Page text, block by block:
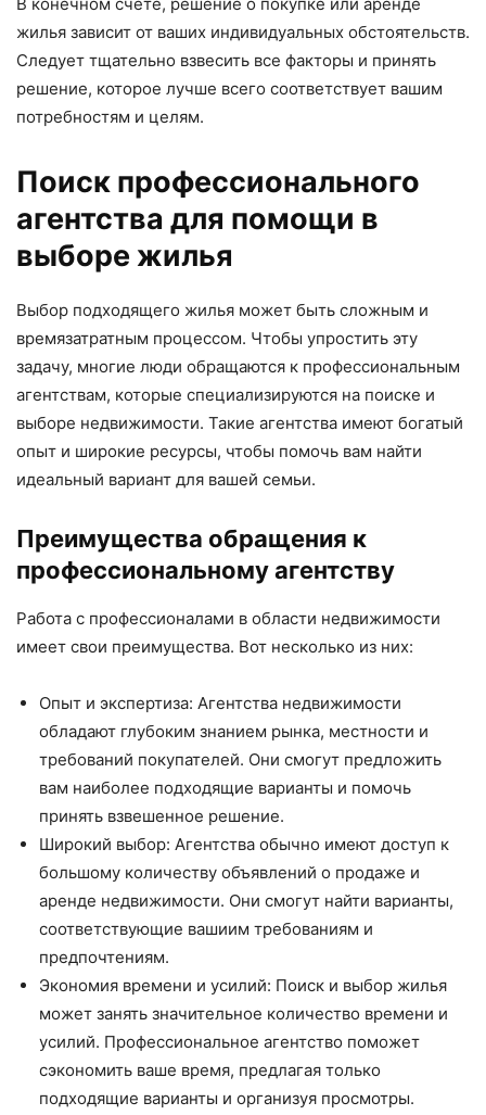
жилья зависит от ваших индивидуальных обстоятельств.
Следует тщательно взвесить все факторы и принять
решение, которое лучше всего соответствует вашим
потребностям и целям.
Поиск профессионального
агентства для помощи в
выборе жилья
Выбор подходящего жилья может быть сложным и
времязатратным процессом. Чтобы упростить эту
задачу, многие люди обращаются к профессиональным
агентствам, которые специализируются на поиске и
выборе недвижимости. Такие агентства имеют богатый
опыт и широкие ресурсы, чтобы помочь вам найти
идеальный вариант для вашей семьи.
Преимущества обращения к
профессиональному агентству
Работа с профессионалами в области недвижимости
имеет свои преимущества. Вот несколько из них:
Опыт и экспертиза: Агентства недвижимости
обладают глубоким знанием рынка, местности и
требований покупателей. Они смогут предложить
вам наиболее подходящие варианты и помочь
принять взвешенное решение.
Широкий выбор: Агентства обычно имеют доступ к
большому количеству объявлений о продаже и
аренде недвижимости. Они смогут найти варианты,
соответствующие вашиим требованиям и
предпочтениям.
Экономия времени и усилий: Поиск и выбор жилья
может занять значительное количество времени и
усилий. Профессиональное агентство поможет
сэкономить ваше время, предлагая только
подходящие варианты и организуя просмотры.